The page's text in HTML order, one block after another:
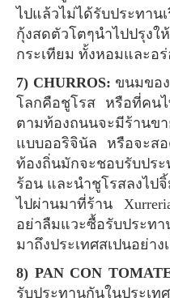
ไปแล้วไม่ได้รับประทาน
กุ้งสดตัวโตๆนำไปปรุง
กระเทียม ทั้งหอมและอร่
7) CHURROS: ขนมขอ
โลกคือชูโรส หรือที่คนไ
ตามท้องถนนจะมีร้าน
แบบออริจินัล หรือจะส
ท้องถิ่นมักจะชอบรับปร
ร้อน และนำชูโรสลงไป
ไปผ่านมาที่ร้าน
อย่าลืมแวะซื้อรับประท
มาถึงประเทศสเปนอย่า
8) PAN CON
รับประทานกันในประเ